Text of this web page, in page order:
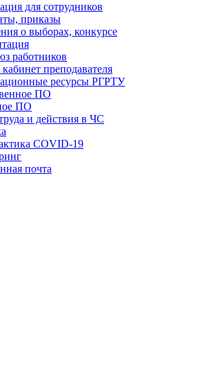
для сотрудников
приказы
о выборах, конкурсе
работников
преподавателя
ресурсы РГРТУ
ПО
ПО
и действия в ЧС
COVID-19
почта